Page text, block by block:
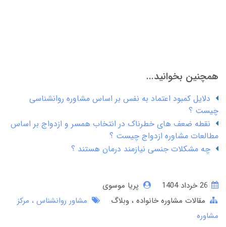
همچنین بخوانید...
دلایل کمبود اعتماد به نفس بر اساس مشاوره روانشناسی
چیست ؟
نقطه ضعف های خطرناک در انتخاب همسر و ازدواج بر اساس
مطالعات مشاوره ازدواج چیست ؟
چه مشکلات جنسی نیازمند درمان هستند ؟
پریا موسوی
مقالات مشاوره خانواده وبلاگ مشاور روانشناس
مرکز
مشاوره